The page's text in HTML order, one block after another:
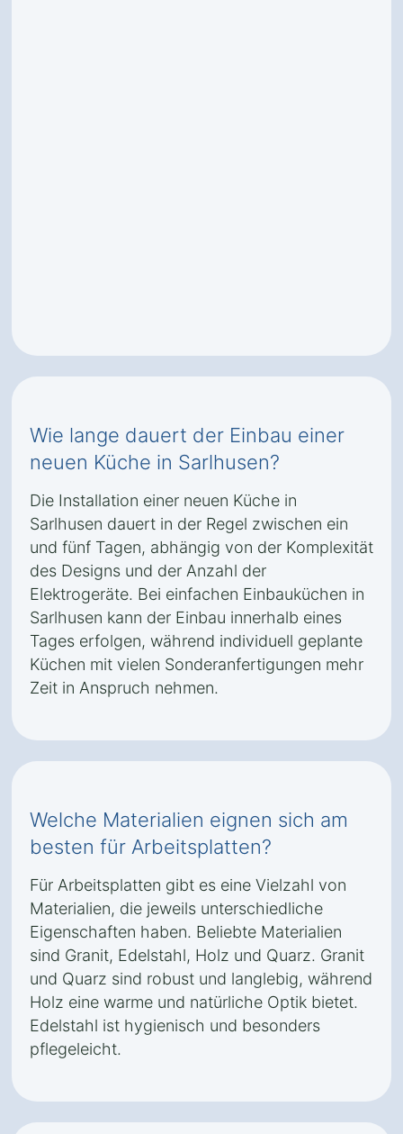
Wie lange dauert der Einbau einer
neuen Küche in Sarlhusen?
Die Installation einer neuen Küche in
Sarlhusen dauert in der Regel zwischen ein
und fünf Tagen, abhängig von der Komplexität
des Designs und der Anzahl der
Elektrogeräte. Bei einfachen Einbauküchen in
Sarlhusen kann der Einbau innerhalb eines
Tages erfolgen, während individuell geplante
Küchen mit vielen Sonderanfertigungen mehr
Zeit in Anspruch nehmen.
Welche Materialien eignen sich am
besten für Arbeitsplatten?
Für Arbeitsplatten gibt es eine Vielzahl von
Materialien, die jeweils unterschiedliche
Eigenschaften haben. Beliebte Materialien
sind Granit, Edelstahl, Holz und Quarz. Granit
und Quarz sind robust und langlebig, während
Holz eine warme und natürliche Optik bietet.
Edelstahl ist hygienisch und besonders
pflegeleicht.